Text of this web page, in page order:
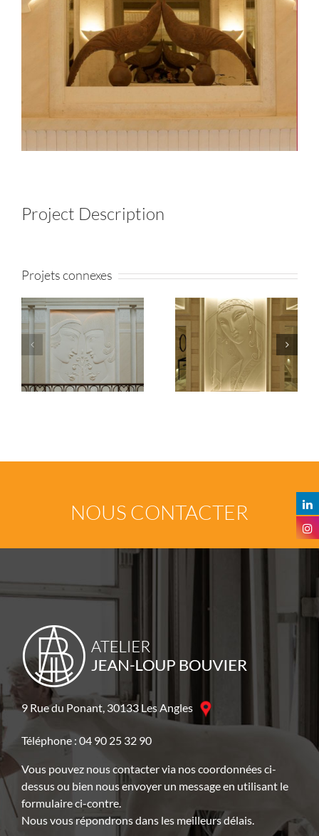
Project Description
Projets connexes
Décor mural en relief Lustre
NOUS CONTACTER
9 Rue du Ponant, 30133 Les Angles
Téléphone : 04 90 25 32 90
Vous pouvez nous contacter via nos coordonnées ci-
dessus ou bien nous envoyer un message en utilisant le
formulaire ci-contre.
Nous vous répondrons dans les meilleurs délais.